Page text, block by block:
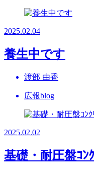
2025.02.04
養生中です
渡部 由香
広報blog
2025.02.02
基礎・耐圧盤ｺﾝ